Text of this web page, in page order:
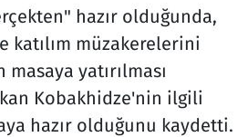
hazır olduğunda,
katılım müzakerelerini
yatırılması
Kobakhidze'nin ilgili
hazır olduğunu kaydetti.